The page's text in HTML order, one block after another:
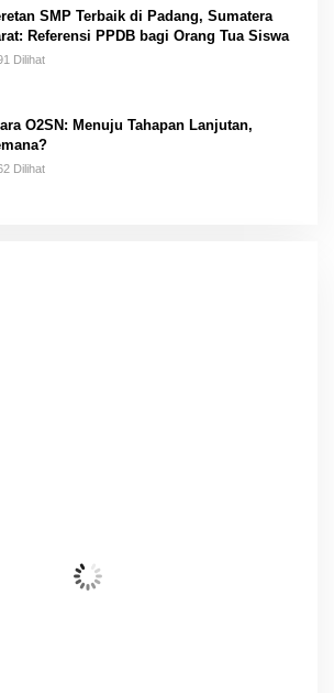
SMP Terbaik di Padang, Sumatera
Referensi PPDB bagi Orang Tua Siswa
Dilihat
O2SN: Menuju Tahapan Lanjutan,
Dilihat
10 Km/h